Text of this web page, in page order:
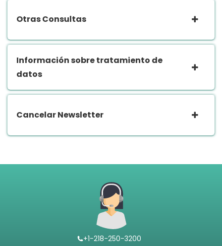
Otras Consultas
Información sobre tratamiento de
datos
Cancelar Newsletter
+1-218-250-3200